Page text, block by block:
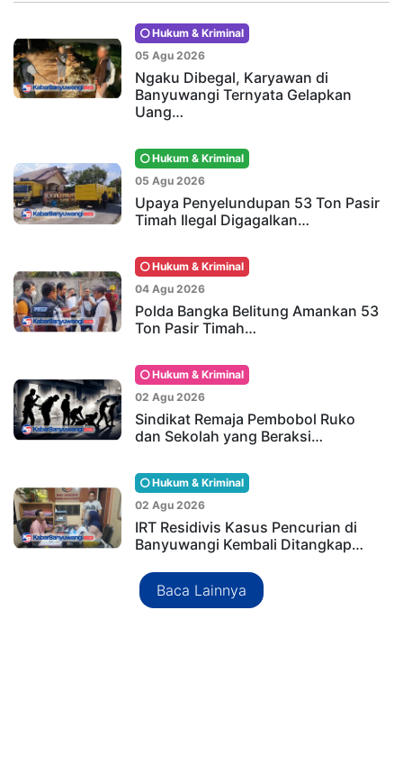
Hukum & Kriminal
05 Agu 2026
Ngaku Dibegal, Karyawan di
Banyuwangi Ternyata Gelapkan
Uang…
Hukum & Kriminal
05 Agu 2026
Upaya Penyelundupan 53 Ton Pasir
Timah Ilegal Digagalkan…
Hukum & Kriminal
04 Agu 2026
Polda Bangka Belitung Amankan 53
Ton Pasir Timah…
Hukum & Kriminal
02 Agu 2026
Sindikat Remaja Pembobol Ruko
dan Sekolah yang Beraksi…
Hukum & Kriminal
02 Agu 2026
IRT Residivis Kasus Pencurian di
Banyuwangi Kembali Ditangkap…
Baca Lainnya